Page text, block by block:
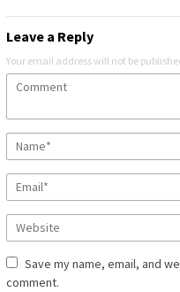
Leave a Reply
Your email address will not be
Save my name, email, and
comment.